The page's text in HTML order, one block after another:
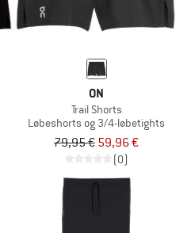
ON
Trail Shorts
Løbeshorts og 3/4-løbetights
79,95 € 59,96 €
(0)